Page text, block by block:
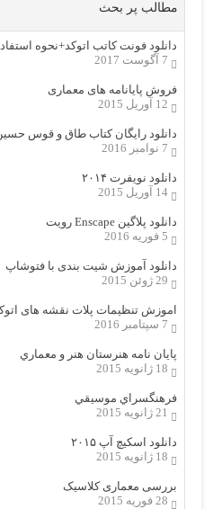
مطالب پر بحث
دانلود فونت کاتب اتوکد+نحوه
7 آگوست 2017
فروش پایانامه های معماری
12 آوریل 2015
دانلود رایگان کتاب طاق و قوس
7 نوامبر 2016
دانلود نویفرت ۲۰۱۴
14 آوریل 2015
دانلود پلاگین Enscape رویت
5 فوریه 2016
دانلود آموزش شیت بندی با فتوشاپ
29 ژوئن 2015
اموزش تنظیمات پلات نقشه های
7 سپتامبر 2016
پایان نامه هنرستان هنر و معماري
18 ژانویه 2015
فرهنگسراي موسيقي
21 ژانویه 2015
دانلود اسکیچ آپ ۲۰۱۵
18 ژانویه 2015
بررسی معماری کلاسیک
28 فوریه 2015